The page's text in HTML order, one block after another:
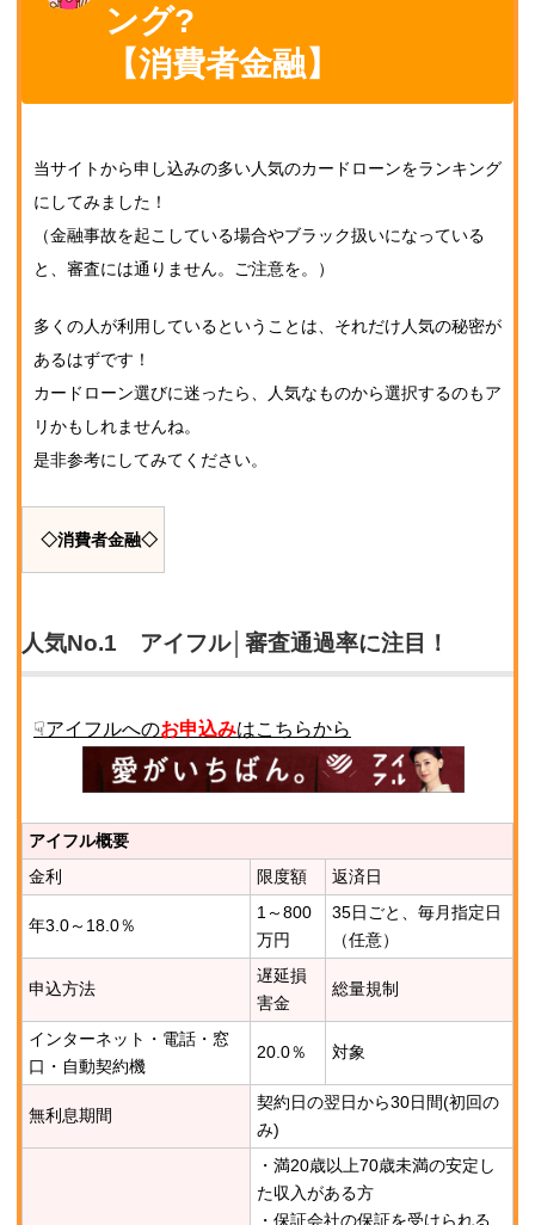
ング?
【消費者金融】
当サイトから申し込みの多い人気のカードローンをランキング
にしてみました！
（金融事故を起こしている場合やブラック扱いになっている
と、審査には通りません。ご注意を。）
多くの人が利用しているということは、それだけ人気の秘密が
あるはずです！
カードローン選びに迷ったら、人気なものから選択するのもア
リかもしれませんね。
是非参考にしてみてください。
◇消費者金融◇
人気No.1 アイフル│審査通過率に注目！
☟アイフルへのお申込みはこちらから
アイフル概要
金利
限度額 返済日
年3.0～18.0％
1～800
万円
35日ごと、毎月指定日
（任意）
申込方法
遅延損
害金
総量規制
インターネット・電話・窓
口・自動契約機
20.0％ 対象
無利息期間
契約日の翌日から30日間(初回の
み)
・満20歳以上70歳未満の安定し
た収入がある方
・保証会社の保証を受けられる